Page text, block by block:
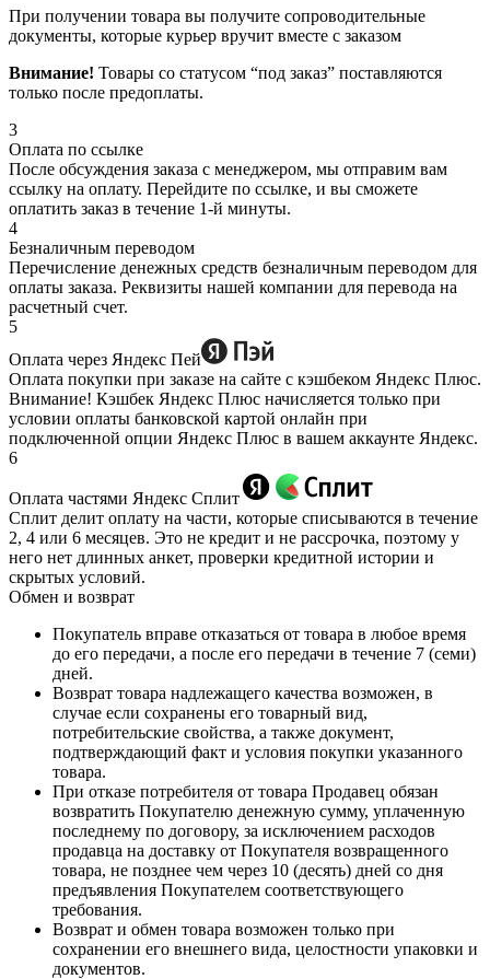
При получении товара вы получите сопроводительные
документы, которые курьер вручит вместе с заказом
Внимание! Товары со статусом “под заказ” поставляются
только после предоплаты.
3
Оплата по ссылке
После обсуждения заказа с менеджером, мы отправим вам
ссылку на оплату. Перейдите по ссылке, и вы сможете
оплатить заказ в течение 1-й минуты.
4
Безналичным переводом
Перечисление денежных средств безналичным переводом для
оплаты заказа. Реквизиты нашей компании для перевода на
расчетный счет.
5
Оплата через Яндекс Пей
Оплата покупки при заказе на сайте с кэшбеком Яндекс Плюс.
Внимание! Кэшбек Яндекс Плюс начисляется только при
условии оплаты банковской картой онлайн при
подключенной опции Яндекс Плюс в вашем аккаунте Яндекс.
6
Оплата частями Яндекс Сплит
Сплит делит оплату на части, которые списываются в течение
2, 4 или 6 месяцев. Это не кредит и не рассрочка, поэтому у
него нет длинных анкет, проверки кредитной истории и
скрытых условий.
Обмен и возврат
Покупатель вправе отказаться от товара в любое время
до его передачи, а после его передачи в течение 7 (семи)
дней.
Возврат товара надлежащего качества возможен, в
случае если сохранены его товарный вид,
потребительские свойства, а также документ,
подтверждающий факт и условия покупки указанного
товара.
При отказе потребителя от товара Продавец обязан
возвратить Покупателю денежную сумму, уплаченную
последнему по договору, за исключением расходов
продавца на доставку от Покупателя возвращенного
товара, не позднее чем через 10 (десять) дней со дня
предъявления Покупателем соответствующего
требования.
Возврат и обмен товара возможен только при
сохранении его внешнего вида, целостности упаковки и
документов.